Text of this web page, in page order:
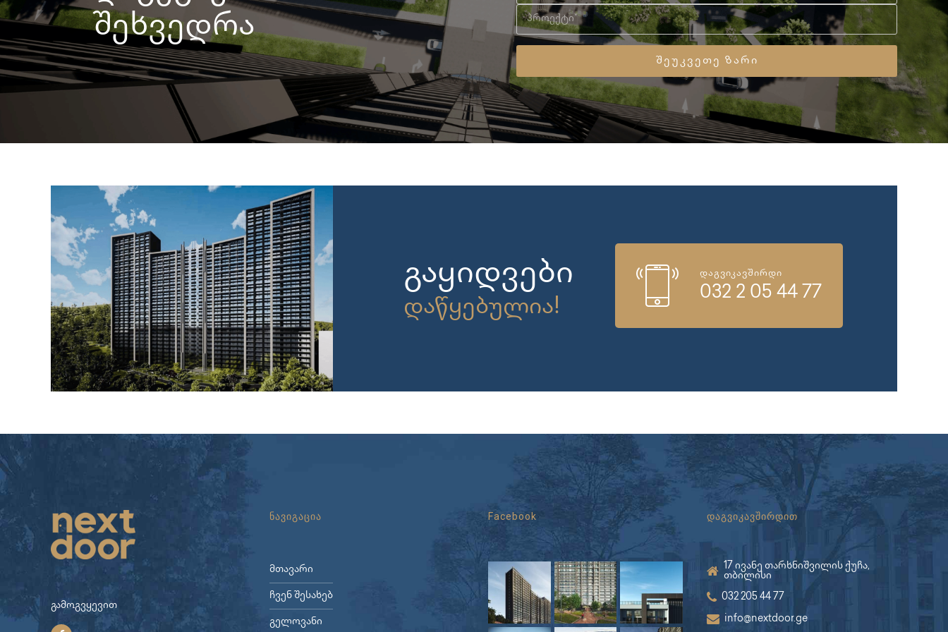
შეხვედრა
გაყიდვები
დაწყებულია!
დაგვიკავშირდი
032 2 05 44 77
გამოგვყევით
ნავიგაცია
მთავარი
ჩვენ შესახებ
გელოვანი
Facebook დაგვიკავშირდით
17 ივანე თარხნიშვილის ქუჩა,
თბილისი
032 205 44 77
info@nextdoor.ge